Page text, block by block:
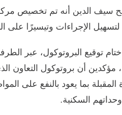
سيف الدين أنه تم تخصيص مركز
الإجراءات وتيسيرًا على
توقيع البروتوكول، عبر
مؤكدين أن بروتوكول التعاون
المقبلة بما يعود بالنفع على
السكنية.